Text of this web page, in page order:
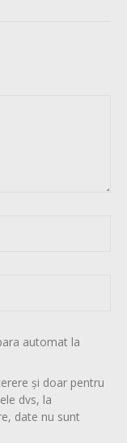
automat la
și doar pentru
dvs, la
date nu sunt